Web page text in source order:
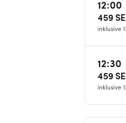
12:00
459
inklusive
12:30
459
inklusive